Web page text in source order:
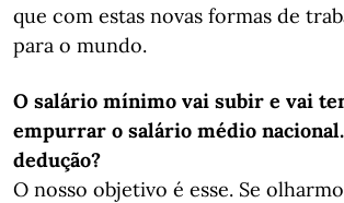
que com estas novas formas de
para o mundo.
O salário mínimo vai subir e vai
empurrar o salário médio
dedução?
O nosso objetivo é esse. Se